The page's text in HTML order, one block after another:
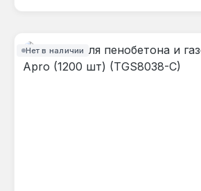
Нет в наличии